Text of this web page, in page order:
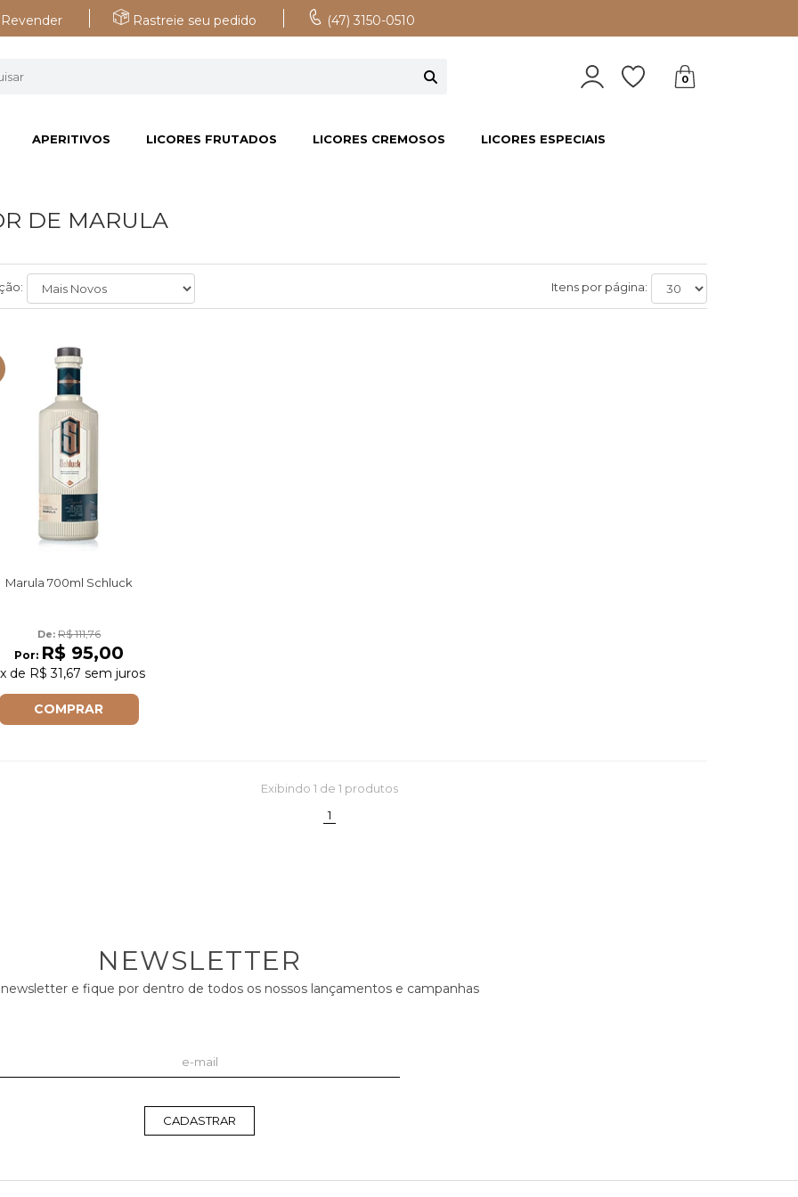
Revender Rastreie seu pedido (47) 3150-0510
0
APERITIVOS LICORES FRUTADOS LICORES CREMOSOS LICORES ESPECIAIS
DE MARULA
Itens por página:
Marula 700ml Schluck
De: R$ 111,76
Por: R$ 95,00
de R$ 31,67 sem juros
COMPRAR
Exibindo1 de 1 produtos
1
NEWSLETTER
newsletter e fique por dentro de todos os nossos lançamentos e campanhas
CADASTRAR